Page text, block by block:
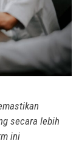
secara lebih
ini